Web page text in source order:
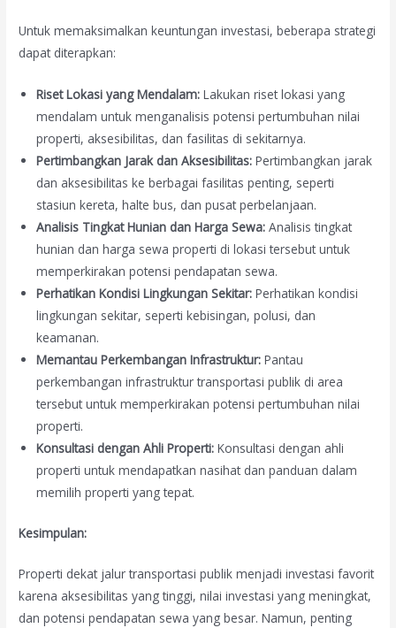
Untuk memaksimalkan keuntungan investasi, beberapa strategi
dapat diterapkan:
Riset Lokasi yang Mendalam: Lakukan riset lokasi yang
mendalam untuk menganalisis potensi pertumbuhan nilai
properti, aksesibilitas, dan fasilitas di sekitarnya.
Pertimbangkan Jarak dan Aksesibilitas: Pertimbangkan jarak
dan aksesibilitas ke berbagai fasilitas penting, seperti
stasiun kereta, halte bus, dan pusat perbelanjaan.
Analisis Tingkat Hunian dan Harga Sewa: Analisis tingkat
hunian dan harga sewa properti di lokasi tersebut untuk
memperkirakan potensi pendapatan sewa.
Perhatikan Kondisi Lingkungan Sekitar: Perhatikan kondisi
lingkungan sekitar, seperti kebisingan, polusi, dan
keamanan.
Memantau Perkembangan Infrastruktur: Pantau
perkembangan infrastruktur transportasi publik di area
tersebut untuk memperkirakan potensi pertumbuhan nilai
properti.
Konsultasi dengan Ahli Properti: Konsultasi dengan ahli
properti untuk mendapatkan nasihat dan panduan dalam
memilih properti yang tepat.
Kesimpulan:
Properti dekat jalur transportasi publik menjadi investasi favorit
karena aksesibilitas yang tinggi, nilai investasi yang meningkat,
dan potensi pendapatan sewa yang besar. Namun, penting